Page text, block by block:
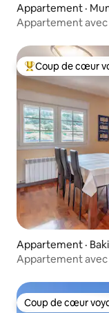
Appartement ·
Appartement avec
Coup de cœur
Coup de cœur
Appartement ·
Appartement avec
Coup de cœur
Coup de cœur